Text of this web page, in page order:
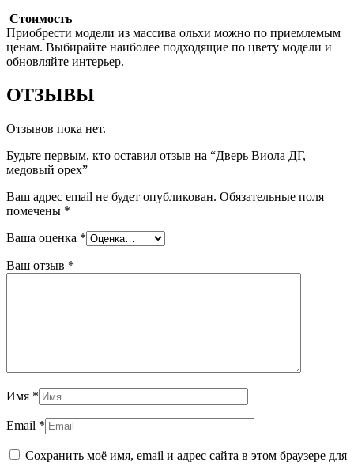
Стоимость
Приобрести модели из массива ольхи можно по приемлемым
ценам. Выбирайте наиболее подходящие по цвету модели и
обновляйте интерьер.
ОТЗЫВЫ
Отзывов пока нет.
Будьте первым, кто оставил отзыв на “Дверь Виола ДГ,
медовый орех”
Ваш адрес email не будет опубликован. Обязательные поля
помечены *
Ваша оценка *
Ваш отзыв *
Имя *
Email *
Сохранить моё имя, email и адрес сайта в этом браузере для